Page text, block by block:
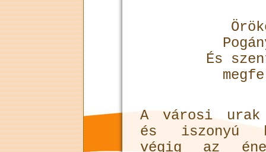
És
A városi
és iszonyú
végig az